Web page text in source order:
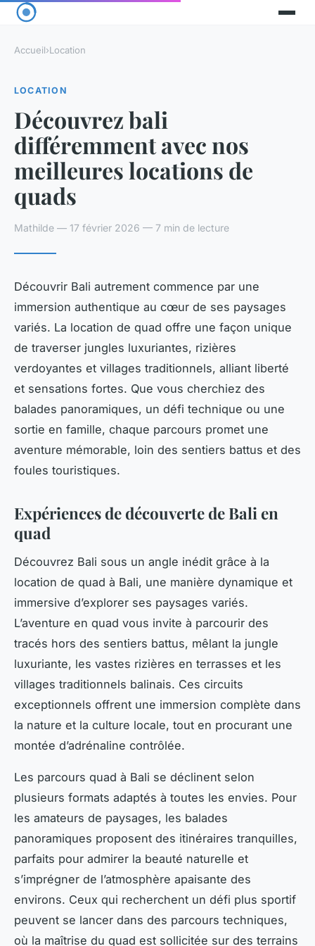
Accueil›Location
LOCATION
Découvrez bali
différemment avec nos
meilleures locations de
quads
Mathilde — 17 février 2026 — 7 min de lecture
Découvrir Bali autrement commence par une
immersion authentique au cœur de ses paysages
variés. La location de quad offre une façon unique
de traverser jungles luxuriantes, rizières
verdoyantes et villages traditionnels, alliant liberté
et sensations fortes. Que vous cherchiez des
balades panoramiques, un défi technique ou une
sortie en famille, chaque parcours promet une
aventure mémorable, loin des sentiers battus et des
foules touristiques.
Expériences de découverte de Bali en
quad
Découvrez Bali sous un angle inédit grâce à la
location de quad à Bali, une manière dynamique et
immersive d’explorer ses paysages variés.
L’aventure en quad vous invite à parcourir des
tracés hors des sentiers battus, mêlant la jungle
luxuriante, les vastes rizières en terrasses et les
villages traditionnels balinais. Ces circuits
exceptionnels offrent une immersion complète dans
la nature et la culture locale, tout en procurant une
montée d’adrénaline contrôlée.
Les parcours quad à Bali se déclinent selon
plusieurs formats adaptés à toutes les envies. Pour
les amateurs de paysages, les balades
panoramiques proposent des itinéraires tranquilles,
parfaits pour admirer la beauté naturelle et
s’imprégner de l’atmosphère apaisante des
environs. Ceux qui recherchent un défi plus sportif
peuvent se lancer dans des parcours techniques,
où la maîtrise du quad est sollicitée sur des terrains